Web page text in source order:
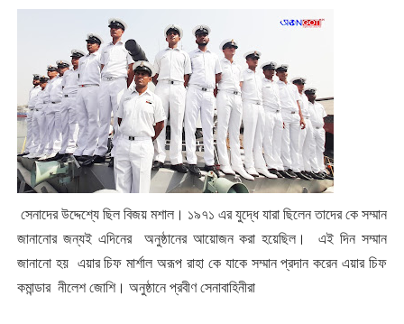
সেনাদের উদ্দেশ্যে ছিল বিজয় মশাল। ১৯৭১ এর যুদ্ধে যারা ছিলেন তাদের কে সম্মান
জানানোর জন্যই এদিনের অনুষ্ঠানের আয়োজন করা হয়েছিল। এই দিন সম্মান
জানানো হয় এয়ার চিফ মার্শাল অরূপ রাহা কে যাকে সম্মান প্রদান করেন এয়ার চিফ
কমান্ডার নীলেশ জোশি। অনুষ্ঠানে প্রবীণ সেনাবাহিনীরা